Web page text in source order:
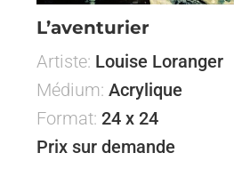
L’aventurier
Artiste: Louise Loranger
Médium: Acrylique
Format: 24 x 24
Prix sur demande